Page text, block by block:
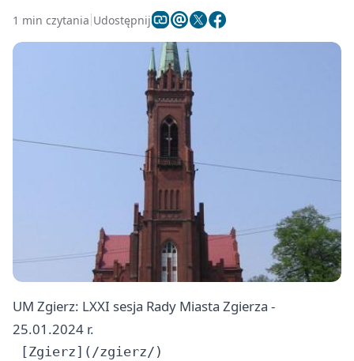
1 min czytania Udostępnij
UM Zgierz: LXXI sesja Rady Miasta Zgierza -
25.01.2024 r.
[Zgierz](/zgierz/)